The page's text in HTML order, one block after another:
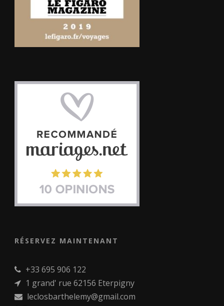
RÉSERVEZ MAINTENANT
+33 695 906 122
1 grand' rue 62156 Eterpigny
leclosbarthelemy@gmail.com